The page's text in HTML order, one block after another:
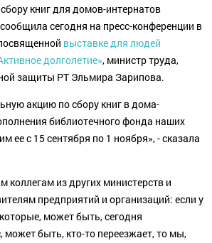
книг для домов-интернатов
сегодня на пресс-конференции в
выставке для людей
долголетие», министр труда,
защиты РТ Эльмира Зарипова.
акцию по сбору книг в дома-
библиотечного фонда наших
ее с 15 сентября по 1 ноября», - сказала
из других министерств и
предприятий и организаций: если у
может быть, сегодня
может быть, кто-то переезжает, то мы,